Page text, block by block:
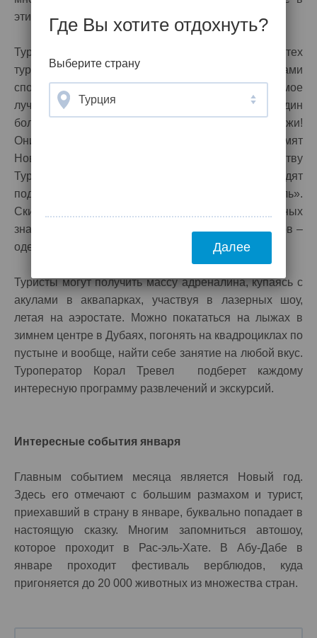
Где Вы хотите отдохнуть?
Выберите страну
Турция
Далее
этих местах просто замечательный.
Турагентство Корал Тревел предлагает для тех
туристов, которые не увлекаются водными видами
спорта, различные экскурсии. Зима – это самое
лучшее время для этого вида развлечений. Еще один
большой плюс отдыха в январе – это распродажи!
Они начинаются сразу после того, как отшумят
Новогодние праздники. В Дубае, по свидетельству
Туроператора Корал Тревел, распродажи проходят
под названием «Дубайский Торговый Фестиваль».
Скидки на бренды на нем могут достигать огромных
значений, причем они касаются всех видов товаров –
одежды, электроники, бытовых изделий.
Туристы могут получить массу адреналина, купаясь с
акулами в аквапарках, участвуя в лазерных шоу,
летая на аэростате. Можно покататься на лыжах в
зимнем центре в Дубаях, погонять на квадроциклах по
пустыне и вообще, найти себе занятие на любой вкус.
Туроператор Корал Тревел подберет каждому
интересную программу развлечений и экскурсий.
Интересные события января
Главным событием месяца является Новый год.
Здесь его отмечают с большим размахом и турист,
приехавший в страну в январе, буквально попадает в
настоящую сказку. Многим запомниться автошоу,
которое проходит в Рас-эль-Хате. В Абу-Дабе в
январе проходит фестиваль верблюдов, куда
пригоняется до 20 000 животных из множества стран.